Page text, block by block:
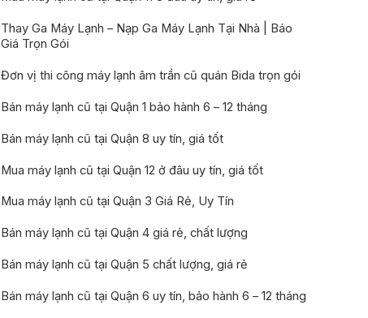
Thay Ga Máy Lạnh – Nạp Ga Máy Lạnh Tại Nhà | Báo
Giá Trọn Gói
Đơn vị thi công máy lạnh âm trần cũ quán Bida trọn gói
Bán máy lạnh cũ tại Quận 1 bảo hành 6 – 12 tháng
Bán máy lạnh cũ tại Quận 8 uy tín, giá tốt
Mua máy lạnh cũ tại Quận 12 ở đâu uy tín, giá tốt
Mua máy lạnh cũ tại Quận 3 Giá Rẻ, Uy Tín
Bán máy lạnh cũ tại Quận 4 giá rẻ, chất lượng
Bán máy lạnh cũ tại Quận 5 chất lượng, giá rẻ
Bán máy lạnh cũ tại Quận 6 uy tín, bảo hành 6 – 12 tháng